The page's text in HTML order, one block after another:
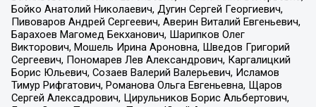
Бойко Анатолий Николаевич, Дугин Сергей Георгиевич,
Пивоваров Андрей Сергеевич, Аверин Виталий Евгеньевич,
Барахоев Магомед Бекханович, Шарипков Олег
Викторович, Мошель Ирина Ароновна, Шведов Григорий
Сергеевич, Пономарев Лев Александрович, Каргалицкий
Борис Юльевич, Созаев Валерий Валерьевич, Исламов
Тимур Рифгатович, Романова Ольга Евгеньевна, Щаров
Сергей Алексадрович, Цирульников Борис Альбертович,